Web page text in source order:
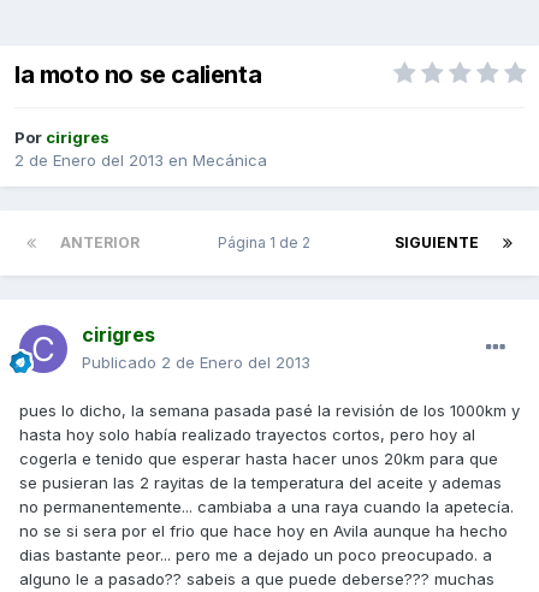
la moto no se calienta
Por cirigres
2 de Enero del 2013 en Mecánica
ANTERIOR SIGUIENTE
Página 1 de 2
cirigres
Publicado 2 de Enero del 2013
pues lo dicho, la semana pasada pasé la revisión de los 1000km y
hasta hoy solo había realizado trayectos cortos, pero hoy al
cogerla e tenido que esperar hasta hacer unos 20km para que
se pusieran las 2 rayitas de la temperatura del aceite y ademas
no permanentemente... cambiaba a una raya cuando la apetecía.
no se si sera por el frio que hace hoy en Avila aunque ha hecho
dias bastante peor... pero me a dejado un poco preocupado. a
alguno le a pasado?? sabeis a que puede deberse??? muchas